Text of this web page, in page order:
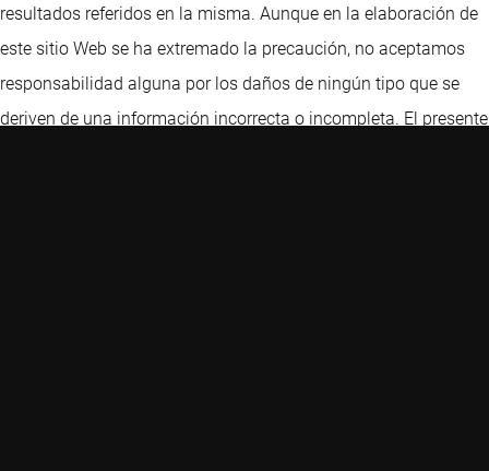
resultados referidos en la misma. Aunque en la elaboración de
este sitio Web se ha extremado la precaución, no aceptamos
responsabilidad alguna por los daños de ningún tipo que se
deriven de una información incorrecta o incompleta. El presente